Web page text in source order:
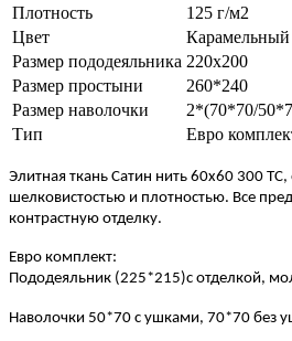
Плотность
125 г/м2
Цвет
Карамельный
Размер пододеяльника 220х200
Размер простыни
260*240
Размер наволочки
2*(70*70/
Тип
Евро
Элитная ткань Сатин нить 60х60 300 ТС,
шелковистостью и плотностью. Все
контрастную отделку.
Евро комплект:
Пододеяльник (225*215)с отделкой,
Наволочки 50*70 с ушками, 70*70 без